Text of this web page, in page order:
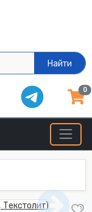
Найти
0